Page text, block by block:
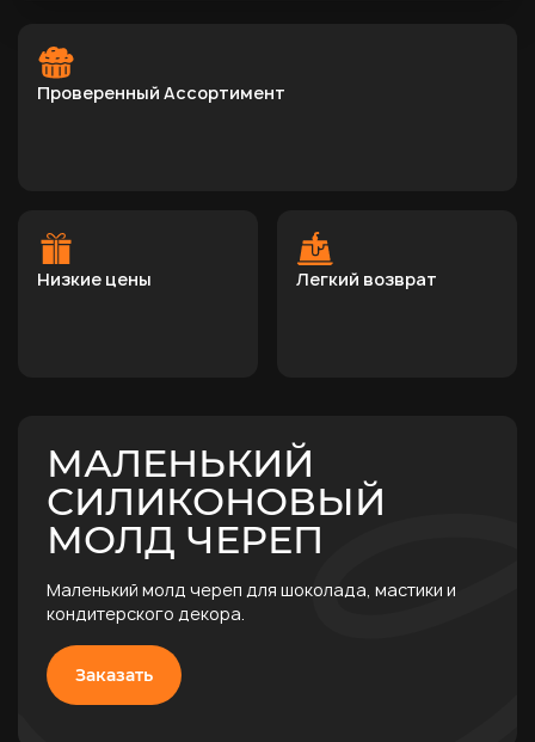
Проверенный Ассортимент
Низкие цены Легкий возврат
МАЛЕНЬКИЙ
СИЛИКОНОВЫЙ
МОЛД ЧЕРЕП
Маленький молд череп для шоколада, мастики и
кондитерского декора.
Заказать